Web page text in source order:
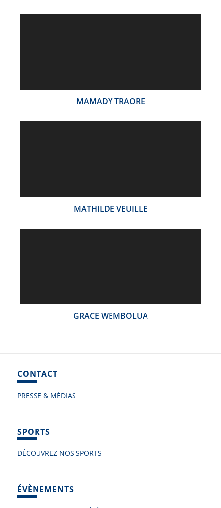
MAMADY TRAORE
MATHILDE VEUILLE
GRACE WEMBOLUA
CONTACT
PRESSE & MÉDIAS
SPORTS
DÉCOUVREZ NOS SPORTS
ÉVÈNEMENTS